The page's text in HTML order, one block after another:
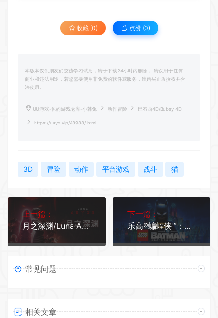
收藏 (0) 点赞 (0)
本版本仅供朋友们交流学习试用，请于下载24小时内删除， 请勿用于任何
商业和违法用途，若您需要使用非免费的软件或服务，请购买正版授权并合
法使用。
UU游戏-你的游戏仓库-小韩兔 动作冒险 巴布西4D/Bubsy 4D
https://uuyx.vip/48988/.html
3D 冒险 动作 平台游戏 战斗 猫
上一篇：
月之深渊/Luna Abyss
下一篇：
乐高®蝙蝠侠™：黑暗骑士之遗 单机/同屏双人
常见问题
相关文章